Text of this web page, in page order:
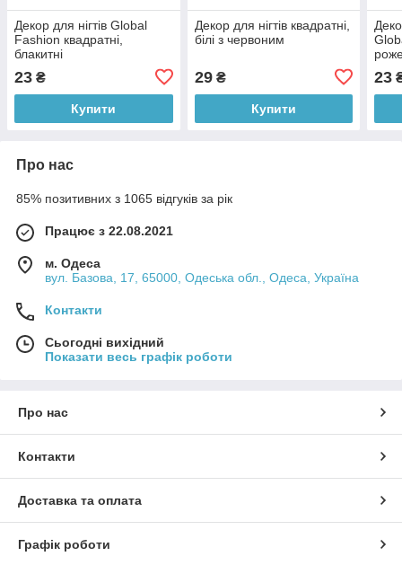
Декор для нігтів Global
Fashion квадратні,
блакитні
23 ₴
Купити
Декор для нігтів квадратні,
білі з червоним
29₴
Купити
23
Про нас
85% позитивних з 1065 відгуків за рік
Працює з 22.08.2021
м. Одеса
вул. Базова, 17, 65000, Одеська обл., Одеса, Україна
Контакти
Сьогодні вихідний
Показати весь графік роботи
Про нас
Контакти
Доставка та оплата
Графік роботи